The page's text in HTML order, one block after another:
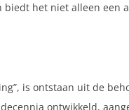
het niet alleen
is ontstaan uit de
ontwikkeld,